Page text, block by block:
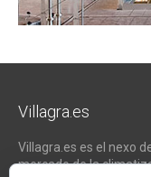
Villagra.es
Villagra.es es el nexo
mercado de la